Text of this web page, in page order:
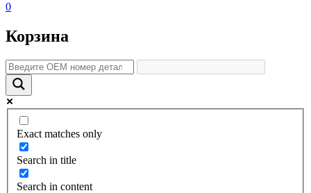
0
Корзина
Exact matches only
Search in title
Search in content